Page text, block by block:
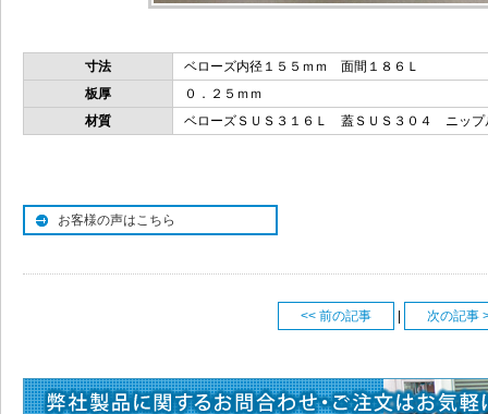
寸法
ベローズ内径１５５ｍｍ 面間１８６Ｌ
板厚
０．２５ｍｍ
材質
ベローズＳＵＳ３１６Ｌ 蓋ＳＵＳ３０４ ニッ
お客様の声はこちら
<< 前の記事 次の記事